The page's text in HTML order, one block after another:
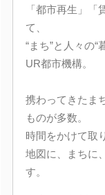
「都市再生」
て、
“まち”と人々の
UR都市機構。
携わってきたま
ものが多数。
時間をかけて取
地図に、まちに
す。